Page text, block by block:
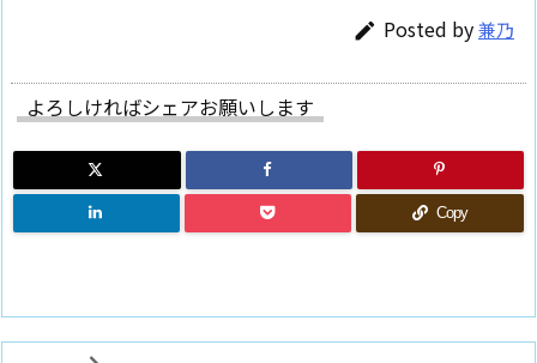
 Posted by兼乃
よろしければシェアお願いします
Copy